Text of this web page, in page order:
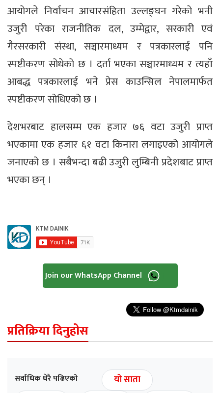
आयोगले निर्वाचन आचारसंहिता उल्लङ्घन गरेको भनी
उजुरी परेका राजनीतिक दल, उम्मेद्वार, सरकारी एवं
गैरसरकारी संस्था, सञ्चारमाध्यम र पत्रकारलाई पनि
स्पष्टीकरण सोधेको छ । दर्ता भएका सञ्चारमाध्यम र त्यहाँ
आबद्ध पत्रकारलाई भने प्रेस काउन्सिल नेपालमार्फत
स्पष्टीकरण सोधिएको छ ।
देशभरबाट हालसम्म एक हजार ७६ वटा उजुरी प्राप्त
भएकामा एक हजार ६१ वटा किनारा लगाइएको आयोगले
जनाएको छ । सबैभन्दा बढी उजुरी लुम्बिनी प्रदेशबाट प्राप्त
भएका छन् ।
Join our WhatsApp Channel
प्रतिक्रिया दिनुहोस
सर्वाधिक धेरै पढिएको
यो साता